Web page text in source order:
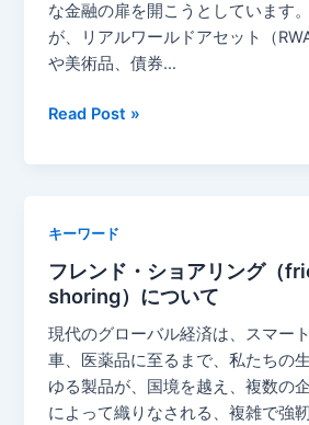
な金融の扉を開こうとしています
が、リアルワールドアセット（
や美術品、債券…
リ
ル
ド
ア
セ
ッ
ト
（RWA）
Read Post »
キーワード
フレンド・ショアリング（
shoring）について
現代のグローバル経済は、スマー
車、医薬品に至るまで、私たちの
ゆる製品が、国境を越え、複数の
によって織りなされる、複雑で強